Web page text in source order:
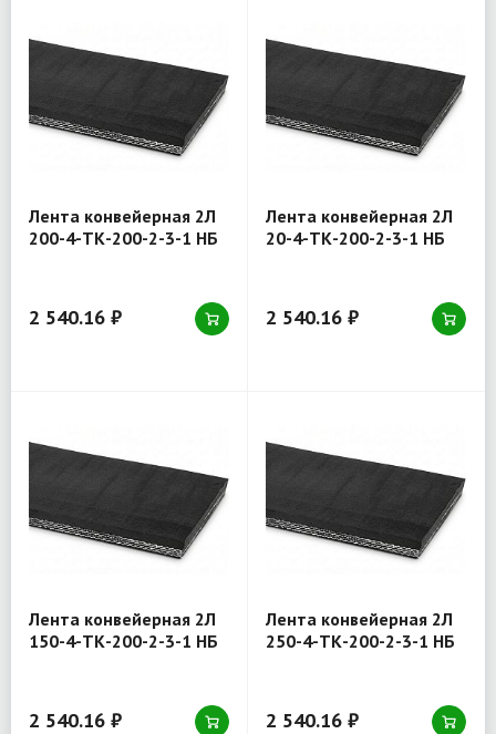
Лента конвейерная 2Л
200-4-ТК-200-2-3-1 НБ
2 540.16 ₽
Лента конвейерная 2Л
20-4-ТК-200-2-3-1 НБ
2 540.16 ₽
Лента конвейерная 2Л
150-4-ТК-200-2-3-1 НБ
2 540.16 ₽
Лента конвейерная 2Л
250-4-ТК-200-2-3-1 НБ
2 540.16 ₽